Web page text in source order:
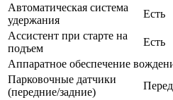
Автоматическая система
удержания
Есть
Ассистент при старте на
подъем
Есть
Аппаратное обеспечение
Парковочные датчики
(передние/задние)